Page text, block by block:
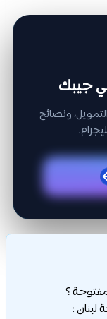
جيبك
ونصائح
؟
لبنان :